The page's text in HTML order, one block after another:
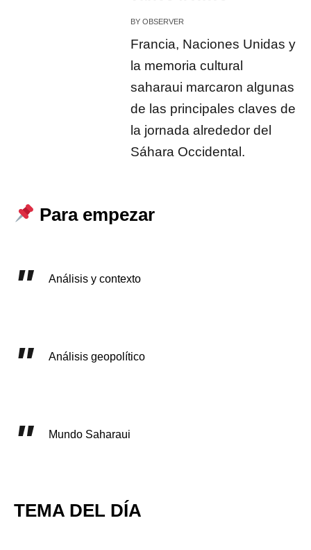
BYOBSERVER
Francia, Naciones Unidas y
la memoria cultural
saharaui marcaron algunas
de las principales claves de
la jornada alrededor del
Sáhara Occidental.
Para empezar
Análisis y contexto
Análisis geopolítico
Mundo Saharaui
TEMA DEL DÍA